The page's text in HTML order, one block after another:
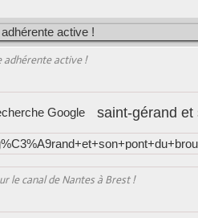
adhérente active !
le canal de Nantes à Brest !